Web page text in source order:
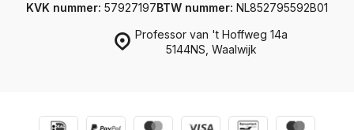
Professor van 't Hoffweg 14a
5144NS, Waalwijk
KVK nummer: 57927197BTW nummer: NL852795592B01